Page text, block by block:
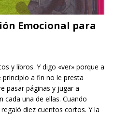
Emocional para
y libros. Y digo «ver» porque a
a fin no le presta
pasar páginas y jugar a
cada una de ellas. Cuando
diez cuentos cortos. Y la